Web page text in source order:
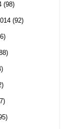
(98)
(92)